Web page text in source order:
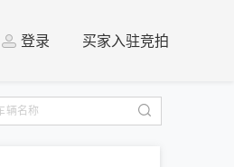
登录 买家入驻竞拍